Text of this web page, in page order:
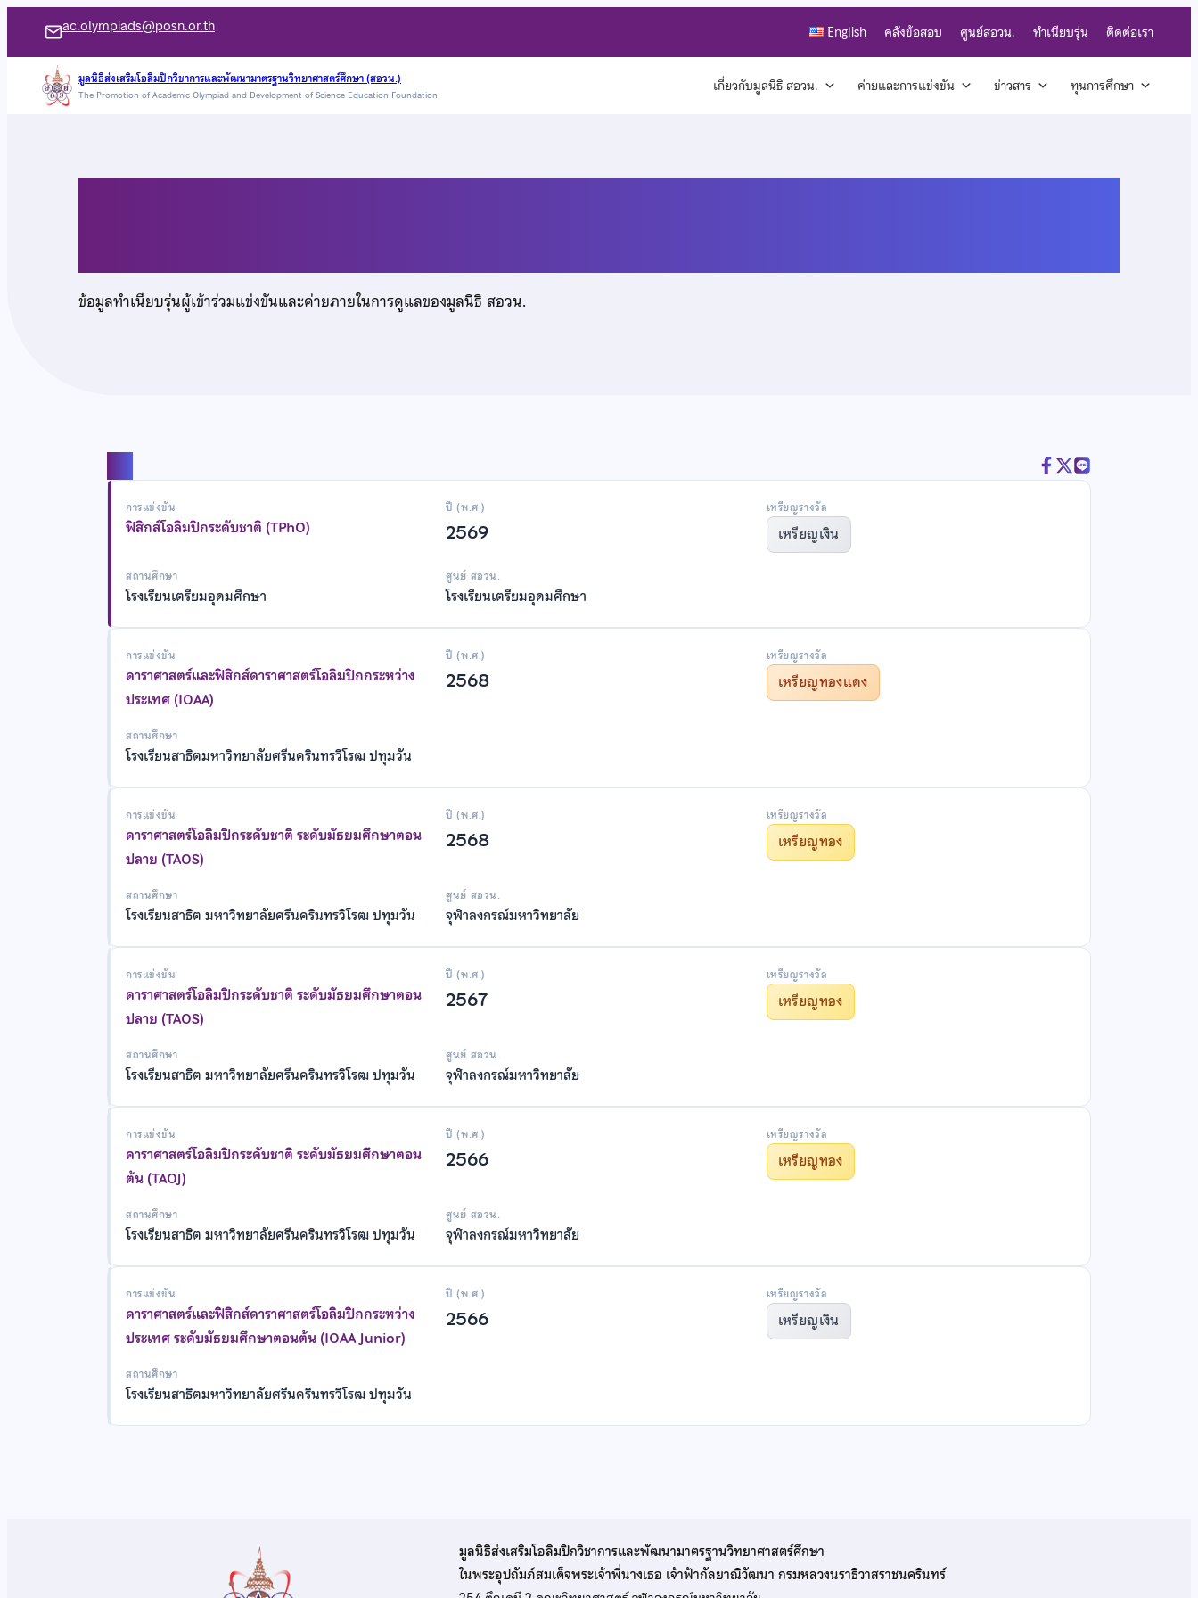
เนื้อหา
ac.olympiads@posn.or.th English คลังข้อสอบ ศูนย์สอวน. ทำเนียบรุ่น ติดต่อเรา
มูลนิธิส่งเสริมโอลิมปิกวิชาการและพัฒนามาตรฐานวิทยาศาสตร์ศึกษา (สอวน.)
The Promotion of Academic Olympiad and Development of Science Education Foundation เกี่ยวกับมูลนิธิ สอวน. ค่ายและการแข่งขัน ข่าวสาร ทุนการศึกษา
ข้อมูลทำเนียบรุ่นผู้เข้าร่วมแข่งขันและค่ายภายในการดูแลของมูลนิธิ สอวน.
การแข่งขัน
ฟิสิกส์โอลิมปิกระดับชาติ (TPhO)
ปี (พ.ศ.)
2569
เหรียญรางวัล
เหรียญเงิน
สถานศึกษา
โรงเรียนเตรียมอุดมศึกษา
ศูนย์ สอวน.
โรงเรียนเตรียมอุดมศึกษา
การแข่งขัน
ดาราศาสตร์และฟิสิกส์ดาราศาสตร์โอลิมปิกกระหว่าง
ประเทศ (IOAA)
ปี (พ.ศ.)
2568
เหรียญรางวัล
เหรียญทองแดง
สถานศึกษา
โรงเรียนสาธิตมหาวิทยาลัยศรีนครินทรวิโรฒ ปทุมวัน
การแข่งขัน
ดาราศาสตร์โอลิมปิกระดับชาติ ระดับมัธยมศึกษาตอน
ปลาย (TAOS)
ปี (พ.ศ.)
2568
เหรียญรางวัล
เหรียญทอง
สถานศึกษา
โรงเรียนสาธิต มหาวิทยาลัยศรีนครินทรวิโรฒ ปทุมวัน
ศูนย์ สอวน.
จุฬาลงกรณ์มหาวิทยาลัย
การแข่งขัน
ดาราศาสตร์โอลิมปิกระดับชาติ ระดับมัธยมศึกษาตอน
ปลาย (TAOS)
ปี (พ.ศ.)
2567
เหรียญรางวัล
เหรียญทอง
สถานศึกษา
โรงเรียนสาธิต มหาวิทยาลัยศรีนครินทรวิโรฒ ปทุมวัน
ศูนย์ สอวน.
จุฬาลงกรณ์มหาวิทยาลัย
การแข่งขัน
ดาราศาสตร์โอลิมปิกระดับชาติ ระดับมัธยมศึกษาตอน
ต้น (TAOJ)
ปี (พ.ศ.)
2566
เหรียญรางวัล
เหรียญทอง
สถานศึกษา
โรงเรียนสาธิต มหาวิทยาลัยศรีนครินทรวิโรฒ ปทุมวัน
ศูนย์ สอวน.
จุฬาลงกรณ์มหาวิทยาลัย
การแข่งขัน
ดาราศาสตร์และฟิสิกส์ดาราศาสตร์โอลิมปิกกระหว่าง
ประเทศ ระดับมัธยมศึกษาตอนต้น (IOAA Junior)
ปี (พ.ศ.)
2566
เหรียญรางวัล
เหรียญเงิน
สถานศึกษา
โรงเรียนสาธิตมหาวิทยาลัยศรีนครินทรวิโรฒ ปทุมวัน
มูลนิธิส่งเสริมโอลิมปิกวิชาการและพัฒนามาตรฐานวิทยาศาสตร์ศึกษา
ในพระอุปถัมภ์สมเด็จพระเจ้าพี่นางเธอ เจ้าฟ้ากัลยาณิวัฒนา กรมหลวงนราธิวาสราชนครินทร์